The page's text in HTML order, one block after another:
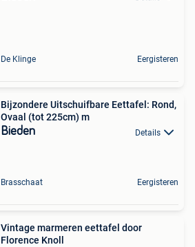
De Klinge Eergisteren
Bijzondere Uitschuifbare Eettafel: Rond,
Ovaal (tot 225cm) m
Bieden Details
Brasschaat Eergisteren
Vintage marmeren eettafel door
Florence Knoll